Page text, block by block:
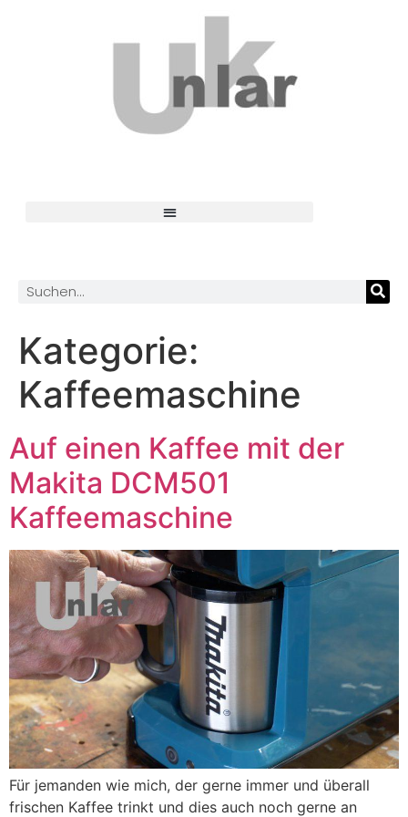
Kategorie:
Kaffeemaschine
Auf einen Kaffee mit der
Makita DCM501
Kaffeemaschine
Für jemanden wie mich, der gerne immer und überall
frischen Kaffee trinkt und dies auch noch gerne an